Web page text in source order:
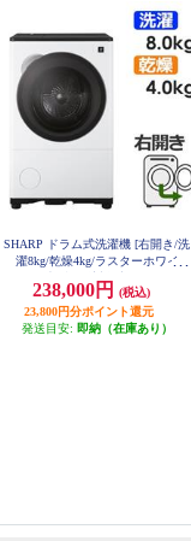
SHARP ドラム式洗濯機 [右開き/洗
濯8kg/乾燥4kg/ラスターホワイ
-WR
238,000円
(税込)
23,800円分ポイント還元
発送目安: 即納（在庫あり）